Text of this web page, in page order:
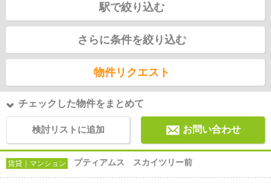
駅で絞り込む
さらに条件を絞り込む
物件リクエスト
チェックした物件をまとめて
検討リストに追加 お問い合わせ
賃貸｜マンション プティアムス スカイツリー前